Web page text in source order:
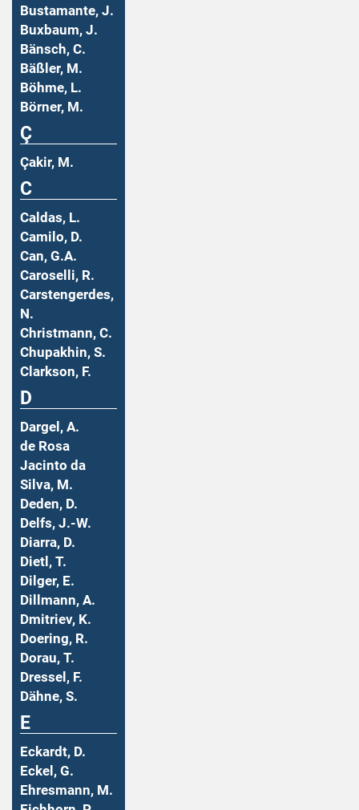
Bustamante, J.
Buxbaum, J.
Bänsch, C.
Bäßler, M.
Böhme, L.
Börner, M.
Ç
Çakir, M.
C
Caldas, L.
Camilo, D.
Can, G.A.
Caroselli, R.
Carstengerdes,
N.
Christmann, C.
Chupakhin, S.
Clarkson, F.
D
Dargel, A.
de Rosa
Jacinto da
Silva, M.
Deden, D.
Delfs, J.-W.
Diarra, D.
Dietl, T.
Dilger, E.
Dillmann, A.
Dmitriev, K.
Doering, R.
Dorau, T.
Dressel, F.
Dähne, S.
E
Eckardt, D.
Eckel, G.
Ehresmann, M.